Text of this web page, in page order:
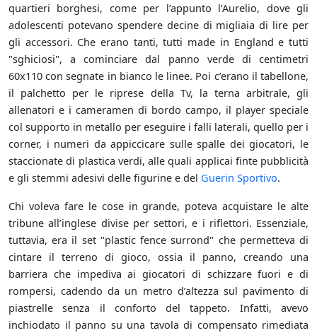
quartieri borghesi, come per l’appunto l’Aurelio, dove gli
adolescenti potevano spendere decine di migliaia di lire per
gli accessori. Che erano tanti, tutti made in England e tutti
"sghiciosi", a cominciare dal panno verde di centimetri
60x110 con segnate in bianco le linee. Poi c’erano il tabellone,
il palchetto per le riprese della Tv, la terna arbitrale, gli
allenatori e i cameramen di bordo campo, il player speciale
col supporto in metallo per eseguire i falli laterali, quello per i
corner, i numeri da appiccicare sulle spalle dei giocatori, le
staccionate di plastica verdi, alle quali applicai finte pubblicità
e gli stemmi adesivi delle figurine e del Guerin Sportivo.
Chi voleva fare le cose in grande, poteva acquistare le alte
tribune all’inglese divise per settori, e i riflettori. Essenziale,
tuttavia, era il set "plastic fence surrond" che permetteva di
cintare il terreno di gioco, ossia il panno, creando una
barriera che impediva ai giocatori di schizzare fuori e di
rompersi, cadendo da un metro d’altezza sul pavimento di
piastrelle senza il conforto del tappeto. Infatti, avevo
inchiodato il panno su una tavola di compensato rimediata